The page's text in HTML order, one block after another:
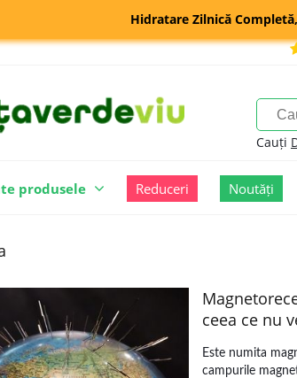
Hidratare Zilnică
Cauți
produsele Reduceri Noutăți
ceea ce nu
Este numita
campurile